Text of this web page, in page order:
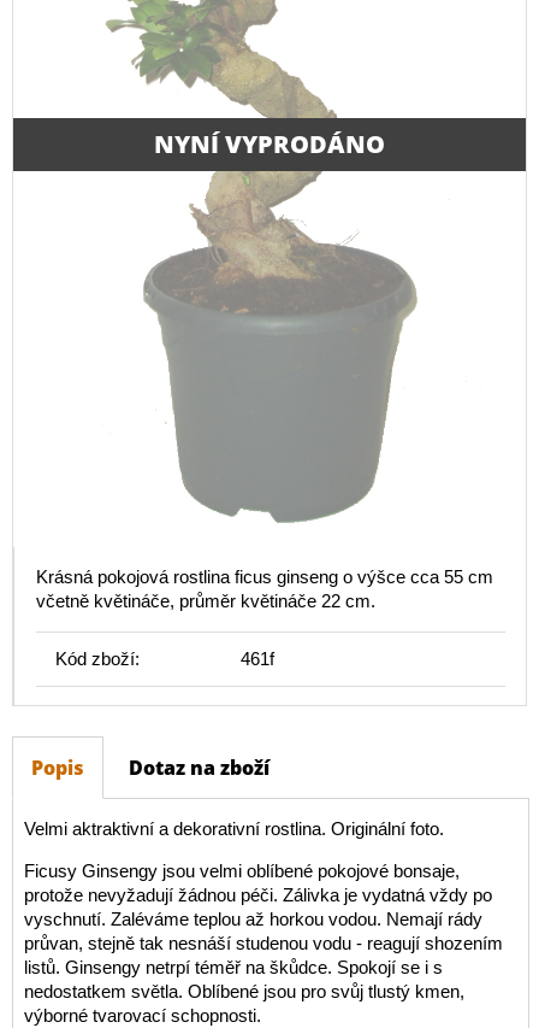
NYNÍ VYPRODÁNO
Krásná pokojová rostlina ficus ginseng o výšce cca 55 cm
včetně květináče, průměr květináče 22 cm.
Kód zboží: 461f
Popis Dotaz na zboží
Velmi aktraktivní a dekorativní rostlina. Originální foto.
Ficusy Ginsengy jsou velmi oblíbené pokojové bonsaje,
protože nevyžadují žádnou péči. Zálivka je vydatná vždy po
vyschnutí. Zaléváme teplou až horkou vodou. Nemají rády
průvan, stejně tak nesnáší studenou vodu - reagují shozením
listů. Ginsengy netrpí téměř na škůdce. Spokojí se i s
nedostatkem světla. Oblíbené jsou pro svůj tlustý kmen,
výborné tvarovací schopnosti.